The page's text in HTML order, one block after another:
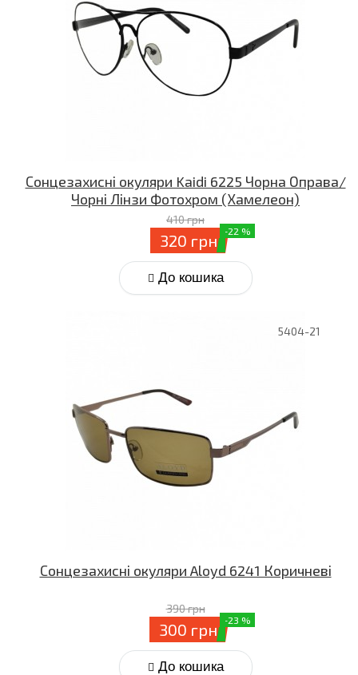
Сонцезахисні окуляри Kaidi 6225 Чорна Оправа/
Чорні Лінзи Фотохром (Хамелеон)
410 грн
320 грн -22 %
До кошика
5404-21
Сонцезахисні окуляри Aloyd 6241 Коричневі
390 грн
300 грн -23 %
До кошика